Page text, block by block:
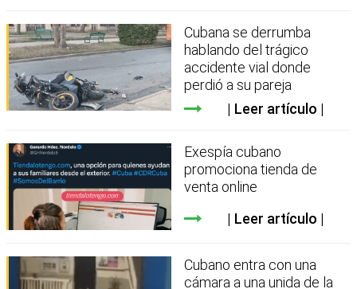
Cubana se derrumba
hablando del trágico
accidente vial donde
perdió a su pareja
Leer artículo
Exespía cubano
promociona tienda de
venta online
Leer artículo
Cubano entra con una
cámara a una unida de la